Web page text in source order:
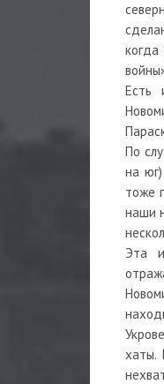
когда
Есть
По
на
тоже
наши
Эта
хаты.